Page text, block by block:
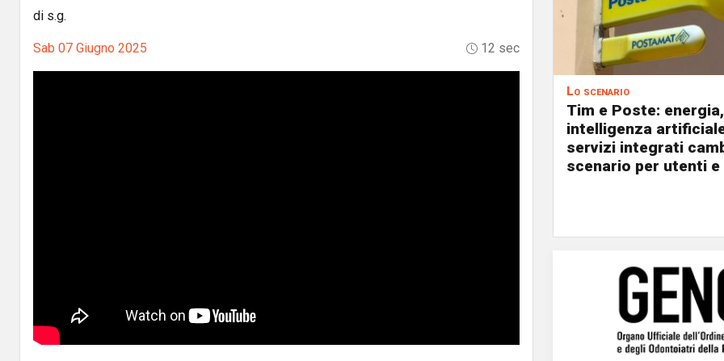
di s.g.
Sab 07 Giugno 2025 12 sec
Lo scenario
Tim e Poste: energia,
intelligenza
servizi integrati
scenario per utenti e